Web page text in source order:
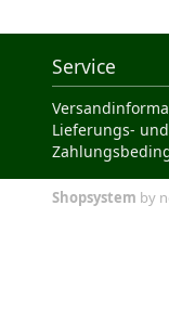
Service
Lieferungs- und
Shopsystem by